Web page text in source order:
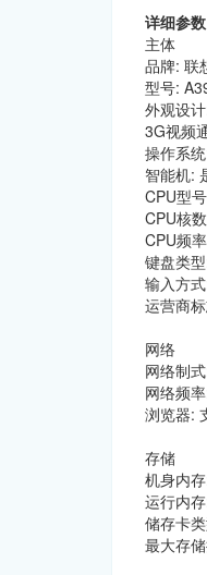
详细参数
主体
品牌: 联
型号:
外观设
3G视频
操作系
智能机:
CPU型
CPU核
CPU频
键盘类
输入方
运营商
网络
网络制
网络频
浏览器:
存储
机身内
运行内
储存卡
最大存